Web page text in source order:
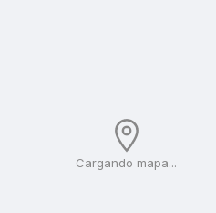
Cargando mapa...